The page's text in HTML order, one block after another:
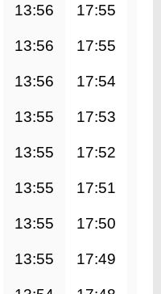
13:56 17:55
13:56 17:55
13:56 17:54
13:55 17:53
13:55 17:52
13:55 17:51
13:55 17:50
13:55 17:49